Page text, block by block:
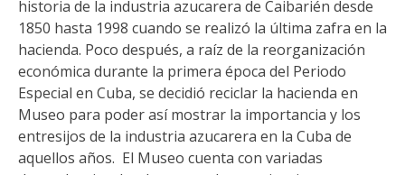
historia de la industria azucarera de Caibarién desde
1850 hasta 1998 cuando se realizó la última zafra en la
hacienda. Poco después, a raíz de la reorganización
económica durante la primera época del Periodo
Especial en Cuba, se decidió reciclar la hacienda en
Museo para poder así mostrar la importancia y los
entresijos de la industria azucarera en la Cuba de
aquellos años. El Museo cuenta con variadas